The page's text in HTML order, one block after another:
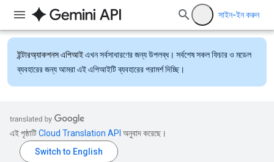
সাইন-ইন করুন
ইন্টারঅ্যাকশনস এপিআইএখন সর্বসাধারণের জন্য উপলব্ধ। সর্বশেষ সকল ফিচার ও মডেল
ব্যবহারের জন্য আমরা এই এপিআইটি ব্যবহারের পরামর্শ দিচ্ছি।
এই পৃষ্ঠাটিCloud Translation API অনুবাদ করেছে।